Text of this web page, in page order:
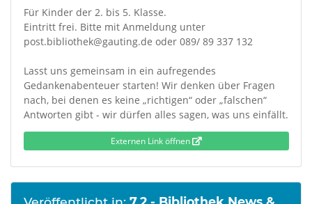
Für Kinder der 2. bis 5. Klasse.
Eintritt frei. Bitte mit Anmeldung unter
post.bibliothek@gauting.de oder 089/ 89 337 132
Lasst uns gemeinsam in ein aufregendes
Gedankenabenteuer starten! Wir denken über Fragen
nach, bei denen es keine „richtigen“ oder „falschen“
Antworten gibt - wir dürfen alles sagen, was uns einfällt.
Externen Link öffnen